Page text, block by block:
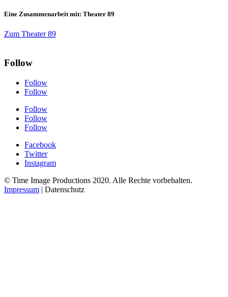
Eine Zusammenarbeit mit: Theater 89
Zum Theater 89
Follow
Follow
Follow
Follow
Follow
Follow
Facebook
Twitter
Instagram
© Time Image Productions 2020. Alle Rechte vorbehalten.
Impressum | Datenschutz